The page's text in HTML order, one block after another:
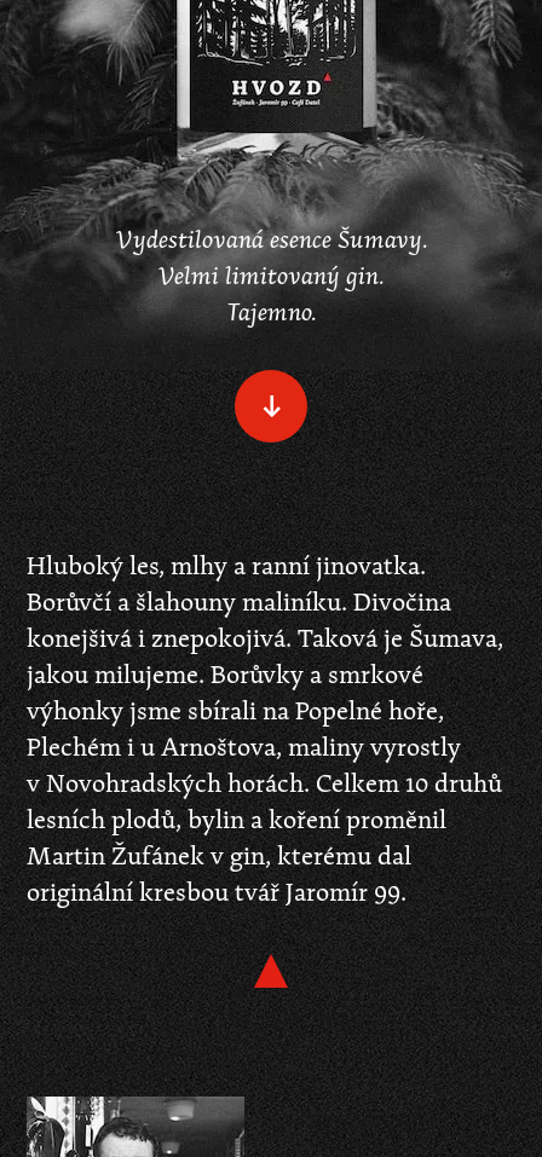
Vydestilovaná esence Šumavy.
Velmi limitovaný gin.
Tajemno.
Scrolluj
dolů
Hluboký les, mlhy a ranní jinovatka.
Borůvčí a šlahouny maliníku. Divočina
konejšivá i znepokojivá. Taková je Šumava,
jakou milujeme. Borůvky a smrkové
výhonky jsme sbírali na Popelné hoře,
Plechém i u Arnoštova, maliny vyrostly
v Novohradských horách. Celkem 10 druhů
lesních plodů, bylin a koření proměnil
Martin Žufánek v gin, kterému dal
originální kresbou tvář Jaromír 99.